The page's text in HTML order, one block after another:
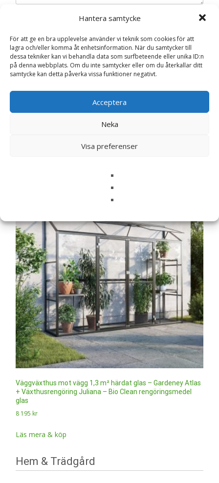
Hantera samtycke
För att ge en bra upplevelse använder vi teknik som cookies för att
lagra och/eller komma åt enhetsinformation. När du samtycker till
dessa tekniker kan vi behandla data som surfbeteende eller unika ID:n
på denna webbplats. Om du inte samtycker eller om du återkallar ditt
samtycke kan detta påverka vissa funktioner negativt.
Acceptera
Neka
Visa preferenser
E-post *
Spara mitt namn, min e-postadress och webbplats i
denna webbläsare till nästa gång jag skriver en
Relaterade produkter
Väggväxthus mot vägg 1,3 m² härdat glas – Gardeney Atlas
+ Växthusrengöring Juliana – Bio Clean rengöringsmedel
glas
8 195 kr
Läs mera & köp
Hem & Trädgård